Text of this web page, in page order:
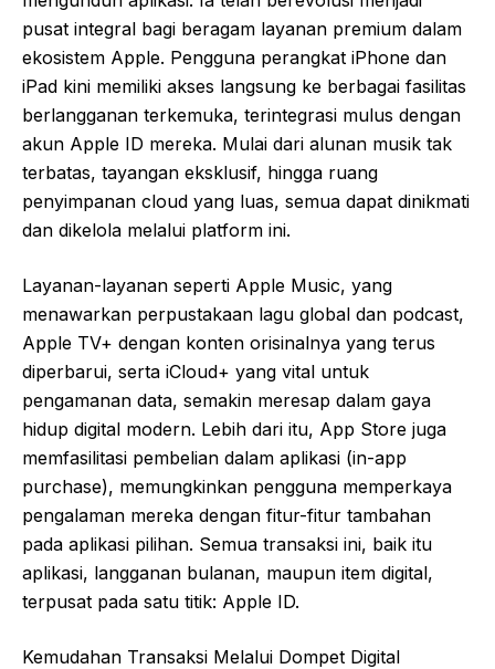
pusat integral bagi beragam layanan premium dalam
ekosistem Apple. Pengguna perangkat iPhone dan
iPad kini memiliki akses langsung ke berbagai fasilitas
berlangganan terkemuka, terintegrasi mulus dengan
akun Apple ID mereka. Mulai dari alunan musik tak
terbatas, tayangan eksklusif, hingga ruang
penyimpanan cloud yang luas, semua dapat dinikmati
dan dikelola melalui platform ini.
Layanan-layanan seperti Apple Music, yang
menawarkan perpustakaan lagu global dan podcast,
Apple TV+ dengan konten orisinalnya yang terus
diperbarui, serta iCloud+ yang vital untuk
pengamanan data, semakin meresap dalam gaya
hidup digital modern. Lebih dari itu, App Store juga
memfasilitasi pembelian dalam aplikasi (in-app
purchase), memungkinkan pengguna memperkaya
pengalaman mereka dengan fitur-fitur tambahan
pada aplikasi pilihan. Semua transaksi ini, baik itu
aplikasi, langganan bulanan, maupun item digital,
terpusat pada satu titik: Apple ID.
Kemudahan Transaksi Melalui Dompet Digital